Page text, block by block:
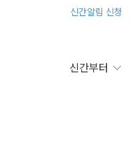
신간알림 신청
신간부터